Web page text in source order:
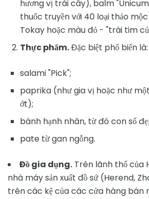
hương vị trái cây), balm
thuốc truyền với 40 loại thảo
Tokay hoặc màu đỏ - "trái tim
Thực phẩm.Đặc biệt phổ biến là:
salami "Pick";
paprika (như gia vị hoặc như
ớt);
bánh hạnh nhân, từ đó con số
pate từ gan ngỗng.
Đồ gia dụng. Trên lãnh thổ của
nhà máy sản xuất đồ sứ (Herend,
trên các kệ của các cửa hàng bán